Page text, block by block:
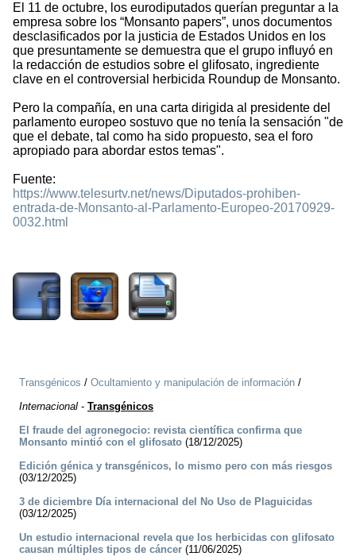
El 11 de octubre, los eurodiputados querían preguntar a la
empresa sobre los “Monsanto papers”, unos documentos
desclasificados por la justicia de Estados Unidos en los
que presuntamente se demuestra que el grupo influyó en
la redacción de estudios sobre el glifosato, ingrediente
clave en el controversial herbicida Roundup de Monsanto.
Pero la compañía, en una carta dirigida al presidente del
parlamento europeo sostuvo que no tenía la sensación "de
que el debate, tal como ha sido propuesto, sea el foro
apropiado para abordar estos temas".
Fuente:
https://www.telesurtv.net/news/Diputados-prohiben-
entrada-de-Monsanto-al-Parlamento-Europeo-20170929-
0032.html
Transgénicos / Ocultamiento y manipulación de información /
Internacional - Transgénicos
El fraude del agronegocio: revista científica confirma que
Monsanto mintió con el glifosato (18/12/2025)
Edición génica y transgénicos, lo mismo pero con más riesgos
(03/12/2025)
3 de diciembre Día internacional del No Uso de Plaguicidas
(03/12/2025)
Un estudio internacional revela que los herbicidas con glifosato
causan múltiples tipos de cáncer (11/06/2025)